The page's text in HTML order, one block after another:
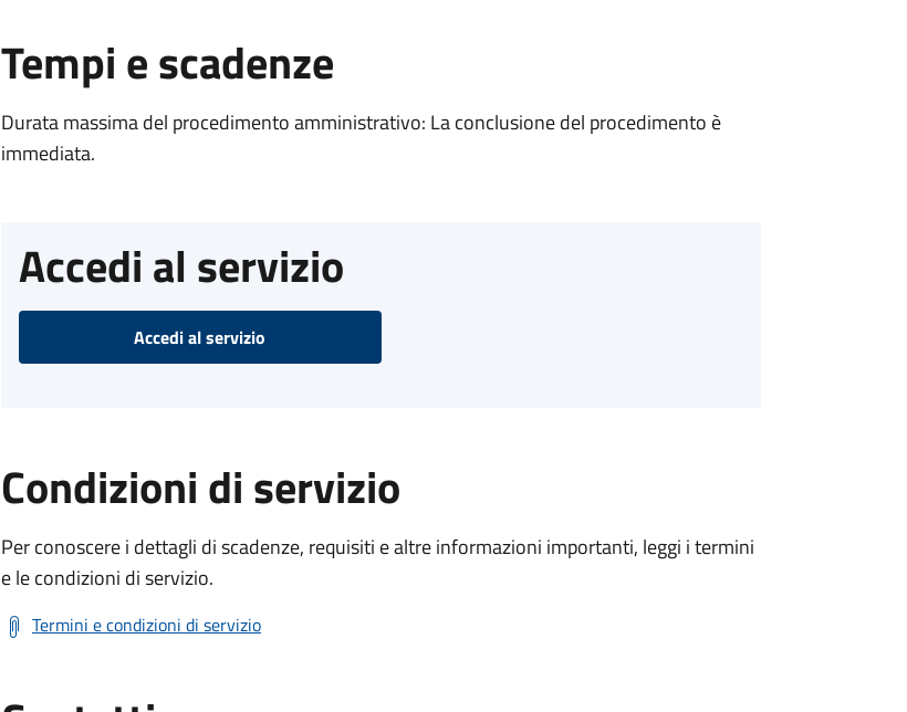
Tempi e scadenze
Durata massima del procedimento amministrativo: La conclusione del procedimento è
immediata.
Accedi al servizio
Accedi al servizio
Condizioni di servizio
Per conoscere i dettagli di scadenze, requisiti e altre informazioni importanti, leggi i termini
e le condizioni di servizio.
Termini e condizioni di servizio